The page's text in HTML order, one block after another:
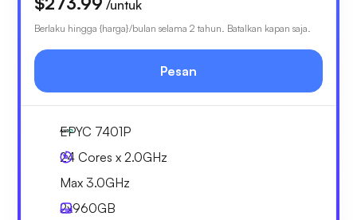
/untuk
Berlaku hingga {harga}/bulan selama 2 tahun. Batalkan kapan saja.
Pesan
EPYC 7401P
24 Cores x 2.0GHz
Max 3.0GHz
2x960GB